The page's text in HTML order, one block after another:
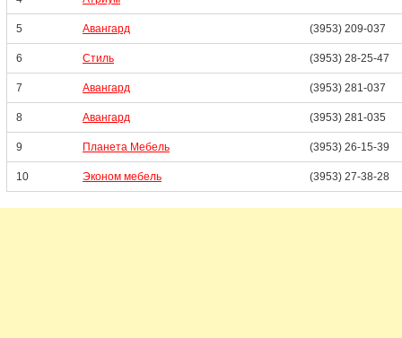
5 Авангард (3953) 209-037
6 Стиль (3953) 28-25-47
7 Авангард (3953) 281-037
8 Авангард (3953) 281-035
9 Планета Мебель (3953) 26-15-39
10 Эконом мебель (3953) 27-38-28